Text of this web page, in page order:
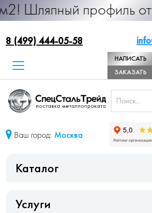
профиль от 25
8 (499) 444-05-58
НАПИСАТЬ
ДИРЕКТОРУ
ЗАКАЗАТЬ
ЗВОНОК
Ваш город: Москва
Каталог
Услуги